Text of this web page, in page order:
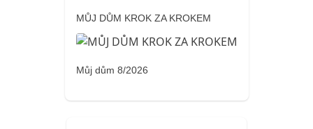
MŮJ DŮM KROK ZA KROKEM
Můj dům 8/2026